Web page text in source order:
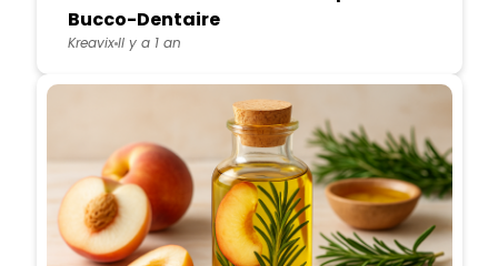
Bucco-Dentaire
KreavixIl y a 1 an